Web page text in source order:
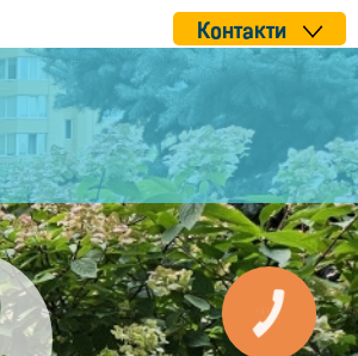
Контакти